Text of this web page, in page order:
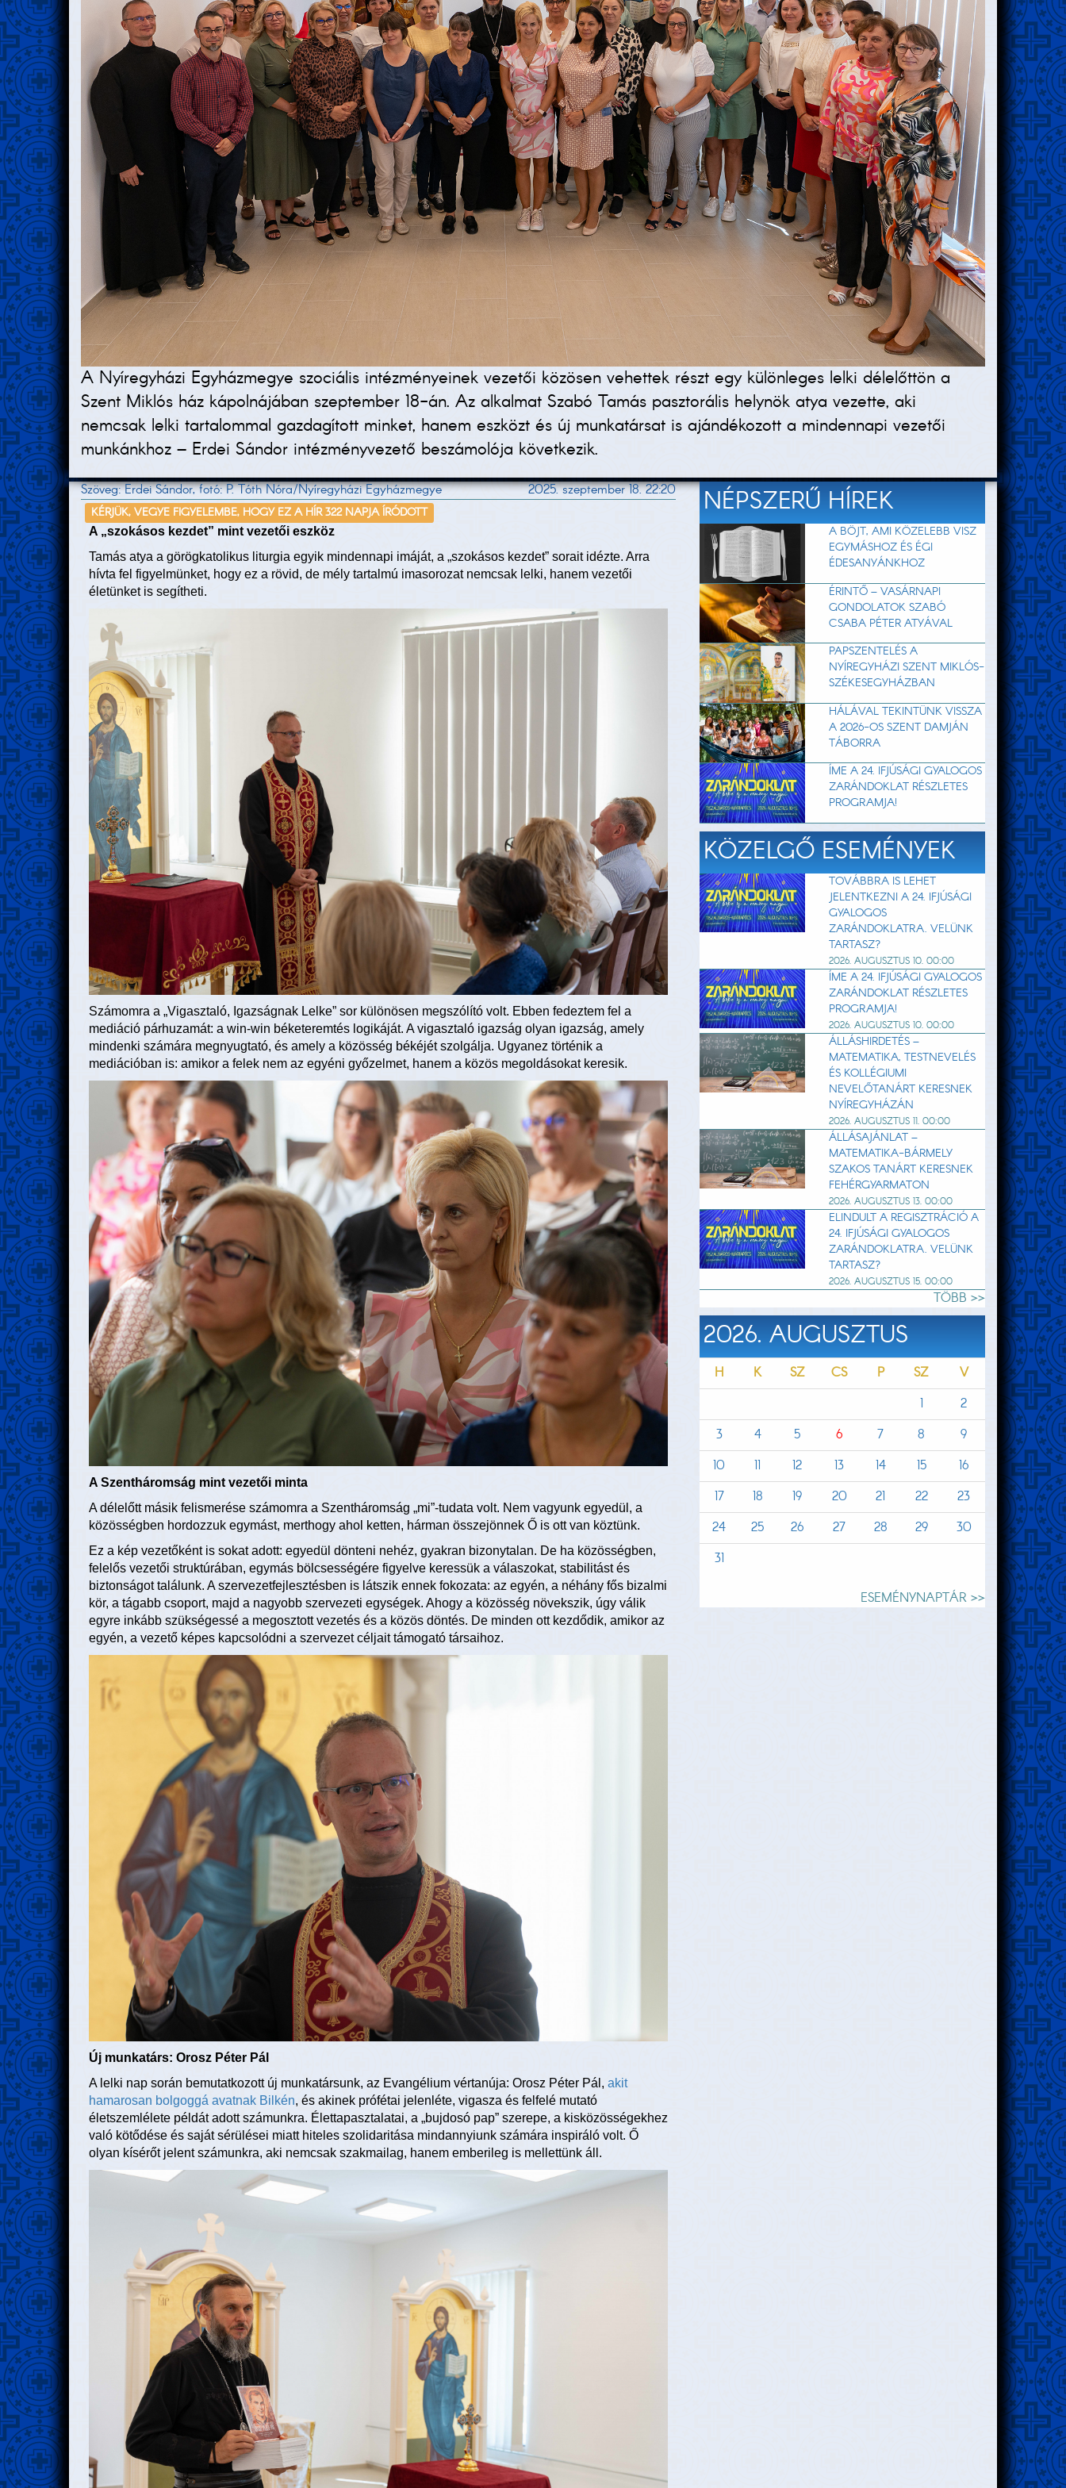
A Nyíregyházi Egyházmegye szociális intézményeinek vezetői közösen vehettek részt egy különleges lelki délelőttön a
Szent Miklós ház kápolnájában szeptember 18-án. Az alkalmat Szabó Tamás pasztorális helynök atya vezette, aki
nemcsak lelki tartalommal gazdagított minket, hanem eszközt és új munkatársat is ajándékozott a mindennapi vezetői
munkánkhoz – Erdei Sándor intézményvezető beszámolója következik.
Szöveg: Erdei Sándor, fotó: P. Tóth Nóra/Nyíregyházi Egyházmegye 2025. szeptember 18. 22:20
KÉRJÜK, VEGYE FIGYELEMBE, HOGY EZ A HÍR 322 NAPJA ÍRÓDOTT
A „szokásos kezdet” mint vezetői eszköz
Tamás atya a görögkatolikus liturgia egyik mindennapi imáját, a „szokásos kezdet” sorait idézte. Arra
hívta fel figyelmünket, hogy ez a rövid, de mély tartalmú imasorozat nemcsak lelki, hanem vezetői
életünket is segítheti.
Számomra a „Vigasztaló, Igazságnak Lelke” sor különösen megszólító volt. Ebben fedeztem fel a
mediáció párhuzamát: a win-win béketeremtés logikáját. A vigasztaló igazság olyan igazság, amely
mindenki számára megnyugtató, és amely a közösség békéjét szolgálja. Ugyanez történik a
mediációban is: amikor a felek nem az egyéni győzelmet, hanem a közös megoldásokat keresik.
A Szentháromság mint vezetői minta
A délelőtt másik felismerése számomra a Szentháromság „mi”-tudata volt. Nem vagyunk egyedül, a
közösségben hordozzuk egymást, merthogy ahol ketten, hárman összejönnek Ő is ott van köztünk.
Ez a kép vezetőként is sokat adott: egyedül dönteni nehéz, gyakran bizonytalan. De ha közösségben,
felelős vezetői struktúrában, egymás bölcsességére figyelve keressük a válaszokat, stabilitást és
biztonságot találunk. A szervezetfejlesztésben is látszik ennek fokozata: az egyén, a néhány fős bizalmi
kör, a tágabb csoport, majd a nagyobb szervezeti egységek. Ahogy a közösség növekszik, úgy válik
egyre inkább szükségessé a megosztott vezetés és a közös döntés. De minden ott kezdődik, amikor az
egyén, a vezető képes kapcsolódni a szervezet céljait támogató társaihoz.
Új munkatárs: Orosz Péter Pál
A lelki nap során bemutatkozott új munkatársunk, az Evangélium vértanúja: Orosz Péter Pál, akit
hamarosan bolgoggá avatnak Bilkén, és akinek prófétai jelenléte, vigasza és felfelé mutató
életszemlélete példát adott számunkra. Élettapasztalatai, a „bujdosó pap” szerepe, a kisközösségekhez
való kötődése és saját sérülései miatt hiteles szolidaritása mindannyiunk számára inspiráló volt. Ő
olyan kísérőt jelent számunkra, aki nemcsak szakmailag, hanem emberileg is mellettünk áll.
NÉPSZERŰ HÍREK
A BÖJT, AMI KÖZELEBB VISZ
EGYMÁSHOZ ÉS ÉGI
ÉDESANYÁNKHOZ
ÉRINTŐ – VASÁRNAPI
GONDOLATOK SZABÓ
CSABA PÉTER ATYÁVAL
PAPSZENTELÉS A
NYÍREGYHÁZI SZENT MIKLÓS-
SZÉKESEGYHÁZBAN
HÁLÁVAL TEKINTÜNK VISSZA
A 2026-OS SZENT DAMJÁN
TÁBORRA
ÍME A 24. IFJÚSÁGI GYALOGOS
ZARÁNDOKLAT RÉSZLETES
PROGRAMJA!
KÖZELGŐ ESEMÉNYEK
TOVÁBBRA IS LEHET
JELENTKEZNI A 24. IFJÚSÁGI
GYALOGOS
ZARÁNDOKLATRA. VELÜNK
TARTASZ?
2026. AUGUSZTUS 10. 00:00
ÍME A 24. IFJÚSÁGI GYALOGOS
ZARÁNDOKLAT RÉSZLETES
PROGRAMJA!
2026. AUGUSZTUS 10. 00:00
ÁLLÁSHIRDETÉS –
MATEMATIKA, TESTNEVELÉS
ÉS KOLLÉGIUMI
NEVELŐTANÁRT KERESNEK
NYÍREGYHÁZÁN
2026. AUGUSZTUS 11. 00:00
ÁLLÁSAJÁNLAT –
MATEMATIKA-BÁRMELY
SZAKOS TANÁRT KERESNEK
FEHÉRGYARMATON
2026. AUGUSZTUS 13. 00:00
ELINDULT A REGISZTRÁCIÓ A
24. IFJÚSÁGI GYALOGOS
ZARÁNDOKLATRA. VELÜNK
TARTASZ?
2026. AUGUSZTUS 15. 00:00
TÖBB >>
2026. AUGUSZTUS
H K SZ CS P SZ
V
1
2
3
4 5 6 7 8
9
10
11 12 13 14 15
16
17
18 19 20 21 22
23
24
25 26 27 28 29
30
31
ESEMÉNYNAPTÁR >>